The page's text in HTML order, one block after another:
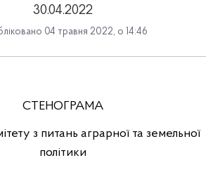
30.04.2022
04 травня 2022, о 14:46
СТЕНОГРАМА
з питань аграрної та земельної
політики